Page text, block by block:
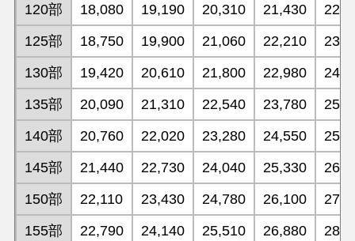
120部 18,080 19,190 20,310 21,430
125部
18,750 19,900 21,060 22,210
130部
19,420 20,610 21,800 22,980
135部
20,090 21,310 22,540 23,780
140部
20,760 22,020 23,280 24,550
145部
21,440 22,730 24,040 25,330
150部
22,110 23,430 24,780 26,100
155部
22,790 24,140 25,510 26,880